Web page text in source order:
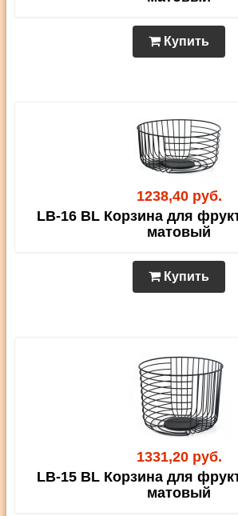
Купить
1238,40 руб.
LB-16 BL Корзина для
матовый
Купить
1331,20 руб.
LB-15 BL Корзина для
матовый